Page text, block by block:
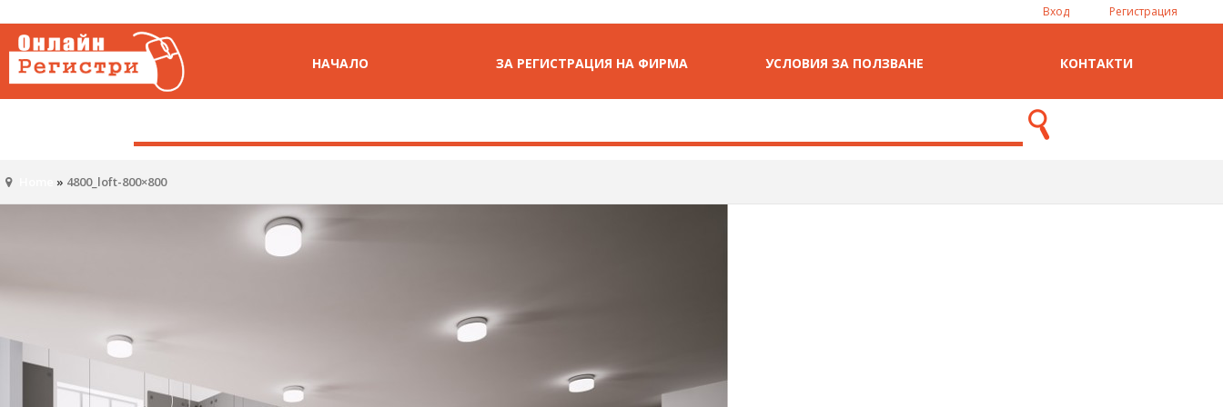
Вход Регистрация
НАЧАЛО ЗА РЕГИСТРАЦИЯ НА ФИРМА УСЛОВИЯ ЗА ПОЛЗВАНЕ КОНТАКТИ
» 4800_loft-800×800